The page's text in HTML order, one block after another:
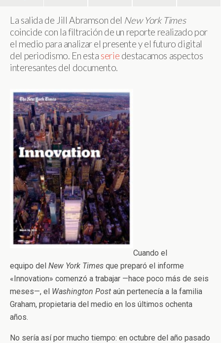
La salida de Jill Abramson del New York Times
coincide con la filtración de un reporte realizado por
el medio para analizar el presente y el futuro digital
del periodismo. En esta serie destacamos aspectos
interesantes del documento.
Cuando el
equipo del New York Times que preparó el informe
«Innovation» comenzó a trabajar —hace poco más de seis
meses—, el Washington Post aún pertenecía a la familia
Graham, propietaria del medio en los últimos ochenta
años.
No sería así por mucho tiempo: en octubre del año pasado